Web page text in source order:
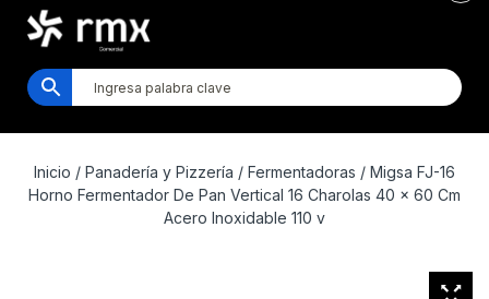
Inicio / Panadería y Pizzería / Fermentadoras / Migsa FJ-16
Horno Fermentador De Pan Vertical 16 Charolas 40 x 60 Cm
Acero Inoxidable 110 v